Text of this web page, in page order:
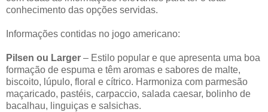
conhecimento das opções servidas.
Informações contidas no jogo americano:
Pilsen ou Larger – Estilo popular e que apresenta uma boa
formação de espuma e têm aromas e sabores de malte,
biscoito, lúpulo, floral e cítrico. Harmoniza com parmesão
maçaricado, pastéis, carpaccio, salada caesar, bolinho de
bacalhau, linguiças e salsichas.